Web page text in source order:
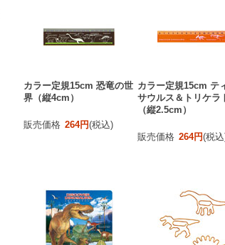
カラー定規15cm 恐竜の世
界（縦4cm）
販売価格 264円(税込)
カラー定規15cm テ
サウルス＆トリケラ
（縦2.5cm）
販売価格 264円(税